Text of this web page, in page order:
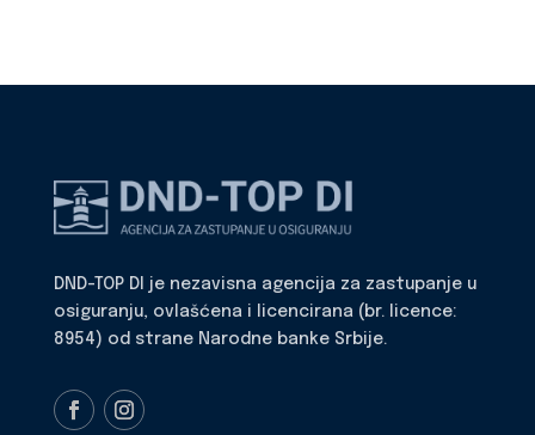
DND-TOP DI je nezavisna agencija za zastupanje u
osiguranju, ovlašćena i licencirana (br. licence:
8954) od strane Narodne banke Srbije.